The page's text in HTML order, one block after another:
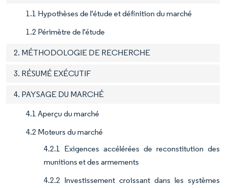
1.1 Hypothèses de l'étude et définition du marché
1.2 Périmètre de l'étude
2. MÉTHODOLOGIE DE RECHERCHE
3. RÉSUMÉ EXÉCUTIF
4. PAYSAGE DU MARCHÉ
4.1 Aperçu du marché
4.2 Moteurs du marché
4.2.1 Exigences accélérées de reconstitution des
munitions et des armements
4.2.2 Investissement croissant dans les systèmes